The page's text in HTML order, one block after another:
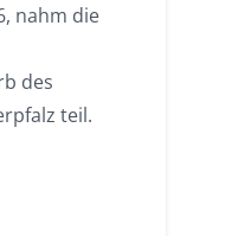
nahm die
des
teil.